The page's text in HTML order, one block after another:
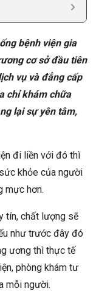
bệnh viện gia
cơ sở đầu tiên
vụ và đẳng cấp
chỉ khám chữa
lại sự yên tâm,
đi liền với đó thì
khỏe của người
mực hơn.
tín, chất lượng sẽ
như trước đây đó
ương thì thực tế
phòng khám tư
mỗi người.